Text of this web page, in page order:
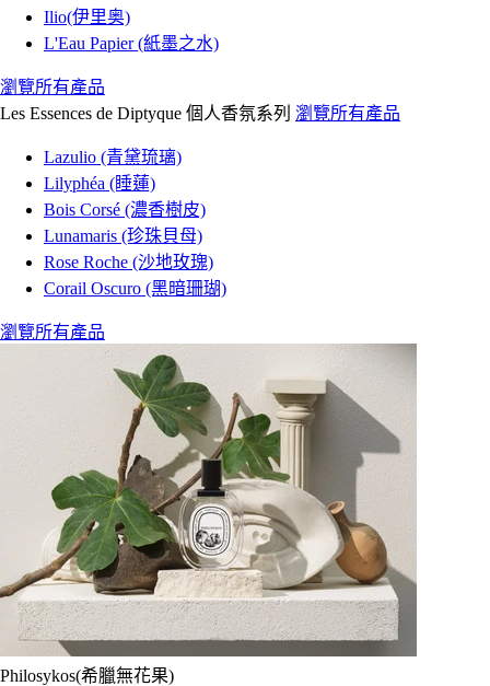
Ilio(伊里奥)
L'Eau Papier (紙墨之水)
瀏覽所有產品
Les Essences de Diptyque 個人香氛系列 瀏覽所有產品
Lazulio (青黛琉璃)
Lilyphéa (睡蓮)
Bois Corsé (濃香樹皮)
Lunamaris (珍珠貝母)
Rose Roche (沙地玫瑰)
Corail Oscuro (黑暗珊瑚)
瀏覽所有產品
Philosykos(希臘無花果)